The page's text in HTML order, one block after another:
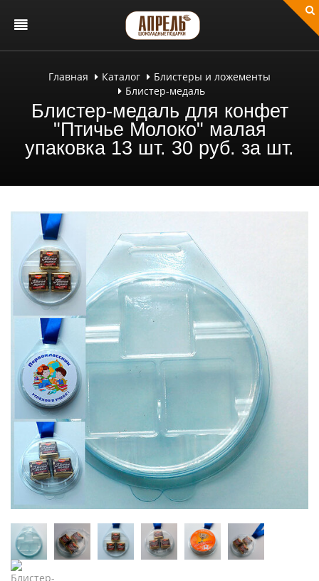
Главная Каталог
Блистеры и ложементы
Блистер-медаль
Блистер-медаль для конфет
"Птичье Молоко" малая
упаковка 13 шт. 30 руб. за шт.